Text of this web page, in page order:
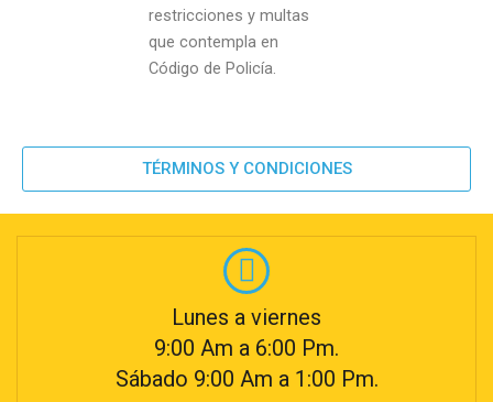
restricciones y multas
que contempla en
Código de Policía.
TÉRMINOS Y CONDICIONES
Lunes a viernes
9:00 Am a 6:00 Pm.
Sábado 9:00 Am a 1:00 Pm.